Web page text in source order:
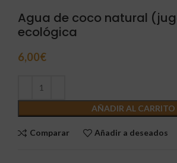
Agua de coco natural
ecológica
6,00€
AÑADIR AL CARRITO
Comparar Añadir a deseados